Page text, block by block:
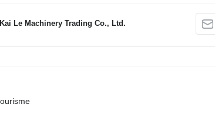
Le Machinery Trading Co., Ltd.